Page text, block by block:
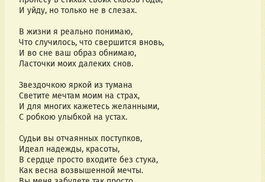
И уйду, но только не в слезах.
В жизни я реально понимаю,
Что случилось, что свершится вновь,
И во сне ваш образ обнимаю,
Ласточки моих далеких снов.
Звездочкою яркой из тумана
Светите мечтам моим на страх,
И для многих кажетесь желанными,
С робкою улыбкой на устах.
Судьи вы отчаянных поступков,
Идеал надежды, красоты,
В сердце просто входите без стука,
Как весна возвышенной мечты.